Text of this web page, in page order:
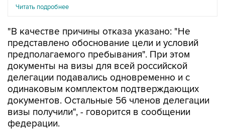
Читать подробнее
"В качестве причины отказа указано: "Не
представлено обоснование цели и условий
предполагаемого пребывания". При этом
документы на визы для всей российской
делегации подавались одновременно и с
одинаковым комплектом подтверждающих
документов. Остальные 56 членов делегации
визы получили", - говорится в сообщении
федерации.